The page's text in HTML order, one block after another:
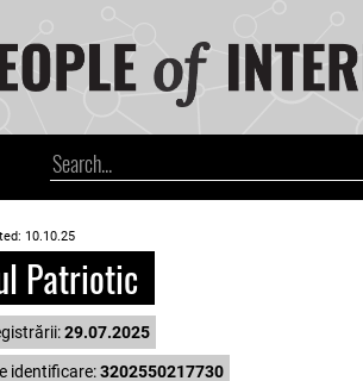
10.10.25
Patriotic
29.07.2025
identificare:3202550217730